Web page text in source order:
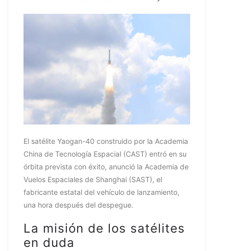
El satélite Yaogan-40 construido por la Academia
China de Tecnología Espacial (CAST) entró en su
órbita prevista con éxito, anunció la Academia de
Vuelos Espaciales de Shanghai (SAST), el
fabricante estatal del vehículo de lanzamiento,
una hora después del despegue.
La misión de los satélites
en duda